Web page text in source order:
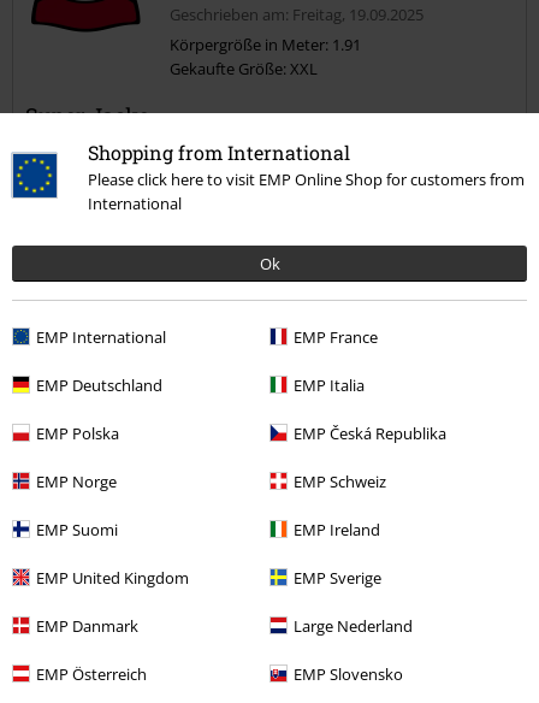
Shopping from International
Please click here to visit EMP Online Shop for customers from
International
Ok
EMP International EMP France
EMP Deutschland EMP Italia
EMP Polska EMP Česká Republika
EMP Norge EMP Schweiz
EMP Suomi EMP Ireland
EMP United Kingdom EMP Sverige
EMP Danmark Large Nederland
EMP Österreich EMP Slovensko
Kommentar jetzt abschicken!
Geschrieben am: Freitag, 19.09.2025
Körpergröße in Meter: 1.91
Gekaufte Größe: XXL
Super Jacke
Hab die Jacke in XXL bestellt und passt wie angegossen. Größe 191
cm, etwas Bauch.
Zur Qualität kann ich noch nichts sagen, wurde bei Brandit aber
bisher nicht enttäuscht
Design
Passform
zu eng
perfekt
Länge
War diese Bewertung hilfreich für dich?